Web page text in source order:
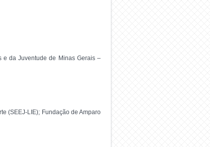
e da Juventude de Minas Gerais –
(SEEJ-LIE); Fundação de Amparo